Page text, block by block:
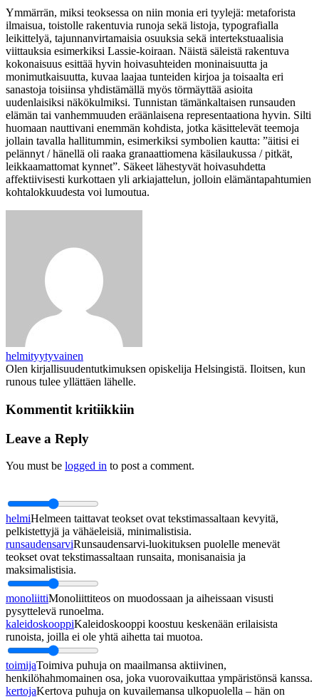
Ymmärrän, miksi teoksessa on niin monia eri tyylejä: metaforista
ilmaisua, toistolle rakentuvia runoja sekä listoja, typografialla
leikittelyä, tajunnanvirtamaisia osuuksia sekä intertekstuaalisia
viittauksia esimerkiksi Lassie-koiraan. Näistä säleistä rakentuva
kokonaisuus esittää hyvin hoivasuhteiden moninaisuutta ja
monimutkaisuutta, kuvaa laajaa tunteiden kirjoa ja toisaalta eri
sanastoja toisiinsa yhdistämällä myös törmäyttää asioita
uudenlaisiksi näkökulmiksi. Tunnistan tämänkaltaisen runsauden
elämän tai vanhemmuuden eräänlaisena representaationa hyvin. Silti
huomaan nauttivani enemmän kohdista, jotka käsittelevät teemoja
jollain tavalla hallitummin, esimerkiksi symbolien kautta: ”äitisi ei
pelännyt / hänellä oli raaka granaattiomena käsilaukussa / pitkät,
leikkaamattomat kynnet”. Säkeet lähestyvät hoivasuhdetta
affektiivisesti kurkottaen yli arkiajattelun, jolloin elämäntapahtumien
kohtalokkuudesta voi lumoutua.
helmityytyvainen
Olen kirjallisuudentutkimuksen opiskelija Helsingistä. Iloitsen, kun
runous tulee yllättäen lähelle.
Kommentit kritiikkiin
Leave a Reply
You must be logged in to post a comment.
helmiHelmeen taittavat teokset ovat tekstimassaltaan kevyitä,
pelkistettyjä ja vähäeleisiä, minimalistisia.
runsaudensarviRunsaudensarvi-luokituksen puolelle menevät
teokset ovat tekstimassaltaan runsaita, monisanaisia ja
maksimalistisia.
monoliittiMonoliittiteos on muodossaan ja aiheissaan visusti
pysyttelevä runoelma.
kaleidoskooppiKaleidoskooppi koostuu keskenään erilaisista
runoista, joilla ei ole yhtä aihetta tai muotoa.
toimijaToimiva puhuja on maailmansa aktiivinen,
henkilöhahmomainen osa, joka vuorovaikuttaa ympäristönsä kanssa.
kertojaKertova puhuja on kuvailemansa ulkopuolella – hän on